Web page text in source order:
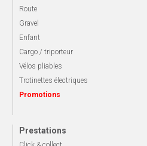
Route
Gravel
Enfant
Cargo / triporteur
Vélos pliables
Trotinettes électriques
Promotions
Prestations